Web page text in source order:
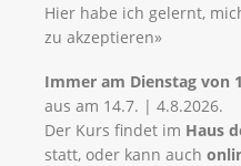
Hier habe ich gelernt,
zu akzeptieren»
Immer am Dienstag von
aus am 14.7. | 4.8.2026.
Der Kurs findet im Haus
statt, oder kann auch